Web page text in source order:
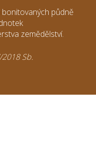
půdně
zemědělství.
Sb.